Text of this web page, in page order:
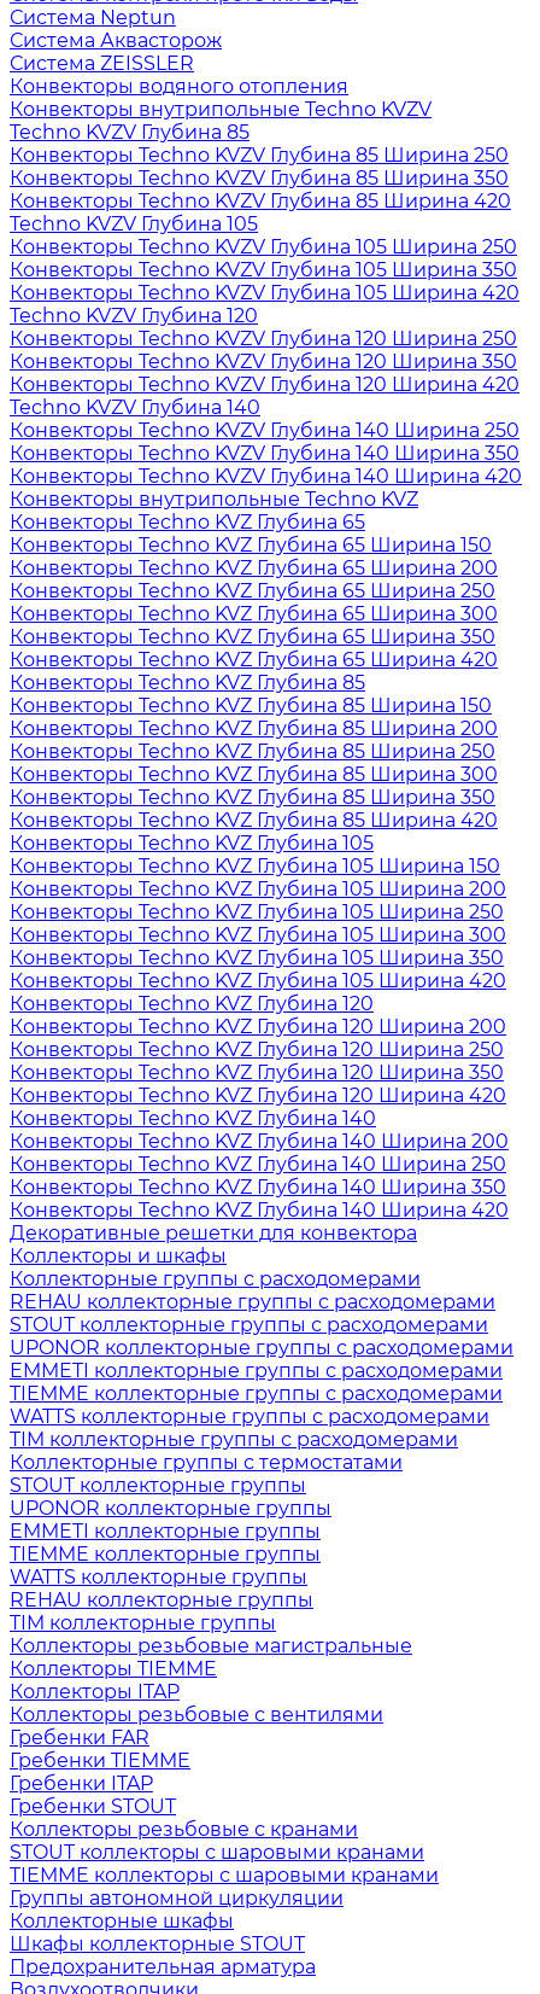
Система Neptun
Система Аквасторож
Система ZEISSLER
Конвекторы водяного отопления
Конвекторы внутрипольные Techno KVZV
Techno KVZV Глубина 85
Конвекторы Techno KVZV Глубина 85 Ширина 250
Конвекторы Techno KVZV Глубина 85 Ширина 350
Конвекторы Techno KVZV Глубина 85 Ширина 420
Techno KVZV Глубина 105
Конвекторы Techno KVZV Глубина 105 Ширина 250
Конвекторы Techno KVZV Глубина 105 Ширина 350
Конвекторы Techno KVZV Глубина 105 Ширина 420
Techno KVZV Глубина 120
Конвекторы Techno KVZV Глубина 120 Ширина 250
Конвекторы Techno KVZV Глубина 120 Ширина 350
Конвекторы Techno KVZV Глубина 120 Ширина 420
Techno KVZV Глубина 140
Конвекторы Techno KVZV Глубина 140 Ширина 250
Конвекторы Techno KVZV Глубина 140 Ширина 350
Конвекторы Techno KVZV Глубина 140 Ширина 420
Конвекторы внутрипольные Techno KVZ
Конвекторы Techno KVZ Глубина 65
Конвекторы Techno KVZ Глубина 65 Ширина 150
Конвекторы Techno KVZ Глубина 65 Ширина 200
Конвекторы Techno KVZ Глубина 65 Ширина 250
Конвекторы Techno KVZ Глубина 65 Ширина 300
Конвекторы Techno KVZ Глубина 65 Ширина 350
Конвекторы Techno KVZ Глубина 65 Ширина 420
Конвекторы Techno KVZ Глубина 85
Конвекторы Techno KVZ Глубина 85 Ширина 150
Конвекторы Techno KVZ Глубина 85 Ширина 200
Конвекторы Techno KVZ Глубина 85 Ширина 250
Конвекторы Techno KVZ Глубина 85 Ширина 300
Конвекторы Techno KVZ Глубина 85 Ширина 350
Конвекторы Techno KVZ Глубина 85 Ширина 420
Конвекторы Techno KVZ Глубина 105
Конвекторы Techno KVZ Глубина 105 Ширина 150
Конвекторы Techno KVZ Глубина 105 Ширина 200
Конвекторы Techno KVZ Глубина 105 Ширина 250
Конвекторы Techno KVZ Глубина 105 Ширина 300
Конвекторы Techno KVZ Глубина 105 Ширина 350
Конвекторы Techno KVZ Глубина 105 Ширина 420
Конвекторы Techno KVZ Глубина 120
Конвекторы Techno KVZ Глубина 120 Ширина 200
Конвекторы Techno KVZ Глубина 120 Ширина 250
Конвекторы Techno KVZ Глубина 120 Ширина 350
Конвекторы Techno KVZ Глубина 120 Ширина 420
Конвекторы Techno KVZ Глубина 140
Конвекторы Techno KVZ Глубина 140 Ширина 200
Конвекторы Techno KVZ Глубина 140 Ширина 250
Конвекторы Techno KVZ Глубина 140 Ширина 350
Конвекторы Techno KVZ Глубина 140 Ширина 420
Декоративные решетки для конвектора
Коллекторы и шкафы
Коллекторные группы с расходомерами
REHAU коллекторные группы с расходомерами
STOUT коллекторные группы с расходомерами
UPONOR коллекторные группы с расходомерами
EMMETI коллекторные группы с расходомерами
TIEMME коллекторные группы с расходомерами
WATTS коллекторные группы с расходомерами
TIM коллекторные группы с расходомерами
Коллекторные группы с термостатами
STOUT коллекторные группы
UPONOR коллекторные группы
EMMETI коллекторные группы
TIEMME коллекторные группы
WATTS коллекторные группы
REHAU коллекторные группы
TIM коллекторные группы
Коллекторы резьбовые магистральные
Коллекторы TIEMME
Коллекторы ITAP
Коллекторы резьбовые с вентилями
Гребенки FAR
Гребенки TIEMME
Гребенки ITAP
Гребенки STOUT
Коллекторы резьбовые с кранами
STOUT коллекторы с шаровыми кранами
TIEMME коллекторы с шаровыми кранами
Группы автономной циркуляции
Коллекторные шкафы
Шкафы коллекторные STOUT
Предохранительная арматура